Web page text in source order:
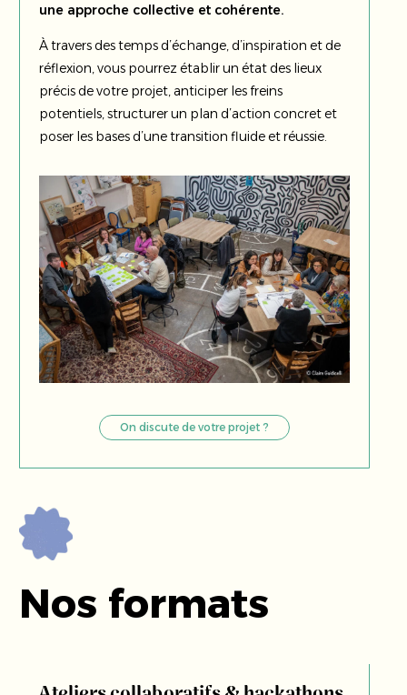
une approche collective et cohérente.
À travers des temps d’échange, d’inspiration et de
réflexion, vous pourrez établir un état des lieux
précis de votre projet, anticiper les freins
potentiels, structurer un plan d’action concret et
poser les bases d’une transition fluide et réussie.
On discute de votre projet ?
Nos formats